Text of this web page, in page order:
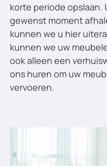
korte periode opslaan.
gewenst moment
kunnen we u hier
kunnen we uw
ook alleen een
ons huren om uw
vervoeren.